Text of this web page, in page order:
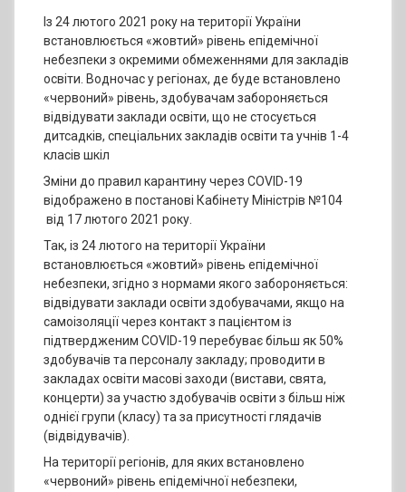
Із 24 лютого 2021 року на території України
встановлюється «жовтий» рівень епідемічної
небезпеки з окремими обмеженнями для закладів
освіти. Водночас у регіонах, де буде встановлено
«червоний» рівень, здобувачам забороняється
відвідувати заклади освіти, що не стосується
дитсадків, спеціальних закладів освіти та учнів 1-4
класів шкіл
Зміни до правил карантину через COVID-19
відображено в постанові Кабінету Міністрів №104
від 17 лютого 2021 року.
Так, із 24 лютого на території України
встановлюється «жовтий» рівень епідемічної
небезпеки, згідно з нормами якого забороняється:
відвідувати заклади освіти здобувачами, якщо на
самоізоляції через контакт з пацієнтом із
підтвердженим COVID-19 перебуває більш як 50%
здобувачів та персоналу закладу; проводити в
закладах освіти масові заходи (вистави, свята,
концерти) за участю здобувачів освіти з більш ніж
однієї групи (класу) та за присутності глядачів
(відвідувачів).
На території регіонів, для яких встановлено
«червоний» рівень епідемічної небезпеки,